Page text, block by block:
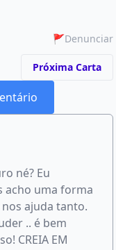
🚩Denunciar
Próxima Carta
né? Eu
acho uma forma
ajuda tanto.
.. é bem
CREIA EM